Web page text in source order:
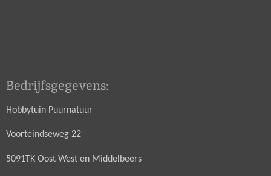
Bedrijfsgegevens:
Hobbytuin Puurnatuur
Voorteindseweg 22
5091TK Oost West en Middelbeers